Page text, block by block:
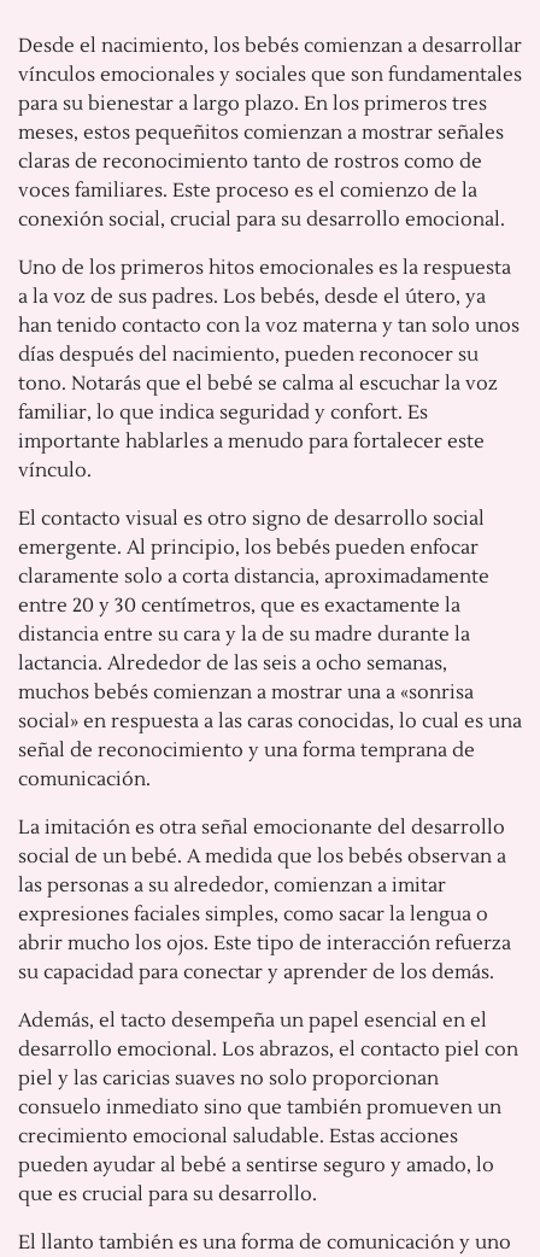
Desde el nacimiento, los bebés comienzan a desarrollar
vínculos emocionales y sociales que son fundamentales
para su bienestar a largo plazo. En los primeros tres
meses, estos pequeñitos comienzan a mostrar señales
claras de reconocimiento tanto de rostros como de
voces familiares. Este proceso es el comienzo de la
conexión social, crucial para su desarrollo emocional.
Uno de los primeros hitos emocionales es la respuesta
a la voz de sus padres. Los bebés, desde el útero, ya
han tenido contacto con la voz materna y tan solo unos
días después del nacimiento, pueden reconocer su
tono. Notarás que el bebé se calma al escuchar la voz
familiar, lo que indica seguridad y confort. Es
importante hablarles a menudo para fortalecer este
vínculo.
El contacto visual es otro signo de desarrollo social
emergente. Al principio, los bebés pueden enfocar
claramente solo a corta distancia, aproximadamente
entre 20 y 30 centímetros, que es exactamente la
distancia entre su cara y la de su madre durante la
lactancia. Alrededor de las seis a ocho semanas,
muchos bebés comienzan a mostrar una a «sonrisa
social» en respuesta a las caras conocidas, lo cual es una
señal de reconocimiento y una forma temprana de
comunicación.
La imitación es otra señal emocionante del desarrollo
social de un bebé. A medida que los bebés observan a
las personas a su alrededor, comienzan a imitar
expresiones faciales simples, como sacar la lengua o
abrir mucho los ojos. Este tipo de interacción refuerza
su capacidad para conectar y aprender de los demás.
Además, el tacto desempeña un papel esencial en el
desarrollo emocional. Los abrazos, el contacto piel con
piel y las caricias suaves no solo proporcionan
consuelo inmediato sino que también promueven un
crecimiento emocional saludable. Estas acciones
pueden ayudar al bebé a sentirse seguro y amado, lo
que es crucial para su desarrollo.
El llanto también es una forma de comunicación y uno